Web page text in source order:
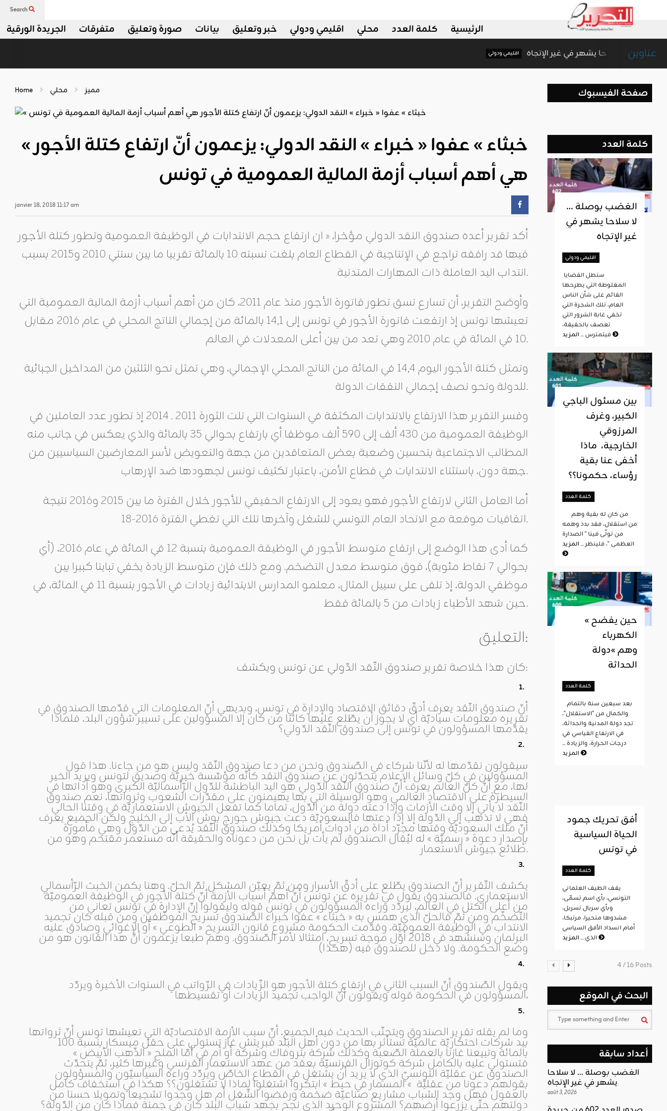
Search
الجريدة الورقية متفرقات صورة وتعليق بيانات خبر وتعليق اقليمي ودولي محلي كلمة العدد الرئيسية
عناوين
الغضب بوصلة … لا سلاحا يشهر في غير الإتجاه
Home مميز محلي
« خبثاء » عفوا « خبراء » النقد الدولي: يزعمون أنّ ارتفاع كتلة الأجور
هي أهم أسباب أزمة المالية العمومية في تونس
janvier 18, 2018 11:17 am
أكد تقرير أعده صندوق النقد الدولي مؤخرا، « ان ارتفاع حجم الانتدابات في الوظيفة العمومية وتطور كتلة الأجور
فيها قد رافقه تراجع في الإنتاجية في القطاع العام بلغت نسبته 10 بالمائة تقريبا ما بين سنتي 2010 و2015 بسبب
انتداب اليد العاملة ذات المهارات المتدنية.
وأوضح التقرير، أن تسارع نسق تطور فاتورة الأجور منذ عام 2011، كان من أهم أسباب أزمة المالية العمومية التي
تعيشها تونس إذ ارتفعت فاتورة الأجور في تونس إلى 14,1 بالمائة من إجمالي الناتج المحلي في عام 2016 مقابل
10 في المائة في عام 2010 وهي تعد من بين أعلى المعدلات في العالم.
وتمثل كتلة الأجور اليوم 14,4 في المائة من الناتج المحلي الإجمالي، وهي تمثل نحو الثلثين من المداخيل الجبائية
للدولة ونحو نصف إجمالي النفقات الدولة.
وفسر التقرير هذا الارتفاع بالانتدابات المكثفة في السنوات التي تلت الثورة 2011 ـ 2014 إذ تطور عدد العاملين في
الوظيفة العمومية من 430 ألف إلى 590 ألف موظفا أي بارتفاع بحوالي 35 بالمائة والذي يعكس في جانب منه
المطالب الاجتماعية بتحسين وضعية بعض المتعاقدين من جهة والتعويض لأسر المعارضين السياسيين من
جهة دون، باستثناء الانتدابات في قطاع الأمن، باعتبار تكثيف تونس لجهودها ضد الإرهاب.
أما العامل الثاني لارتفاع الأجور فهو يعود إلى الارتفاع الحقيقي للأجور خلال الفترة ما بين 2015 و2016 نتيجة
اتفاقيات موقعة مع الاتحاد العام التونسي للشغل وآخرها تلك التي تغطي الفترة 2016-18.
كما أدى هذا الوضع إلى ارتفاع متوسط الأجور في الوظيفة العمومية بنسبة 12 في المائة في عام 2016، (أي
بحوالي 7 نقاط مئوية)، فوق متوسط معدل التضخم. ومع ذلك فإن متوسط الزيادة يخفي تباينا كبيرا بين
موظفي الدولة، إذ تلقى على سبيل المثال، معلمو المدارس الابتدائية زيادات في الأجور بنسبة 11 في المائة، في
حين شهد الأطباء زيادات من 5 بالمائة فقط.
التعليق:
كان هذا خلاصة تقرير صندوق النّقد الدّولي عن تونس ويكشف:
أنّ صندوق النّقد يعرف أدقّ دقائق الاقتصاد والإدارة في تونس، وبديهي أنّ المعلومات التي قدّمها الصندوق في
تقريره معلومات سياديّة أي لا يجوز أن يطّلع عليها كائنا من كان إلا المسؤولين على تسيير شؤون البلد، فلماذا
يقدّمها المسؤولون في تونس إلى صندوق النّقد الدّولي؟
سيقولون نقدّمها له لأنّنا شركاء في الصّندوق ونحن من دعا صندوق النّقد وليس هو من جاءنا. هذا قول
المسؤولين في كلّ وسائل الإعلام يتحدّثون عن صندوق النقد كأنّه مؤسّسة خيريّة وصديق لتونس ويريد الخير
لها، مع أنّ كلّ العالم يعرف أنّ صندوق النّقد الدّولي هو اليد الباطشة للدّول الرّأسماليّة الكبرى وهو أداتها في
السيطرة على الاقتصاد العالمي وهو الوسيلة التي بها يهيمنون على مقدّرات الشعوب وثرواتها، نعم صندوق
النّقد لا يأتي إلا وقت الأزمات وإذا دعته دولة من الدّول، تماما كما تفعل الجيوش الاستعماريّة في وقتنا الحالي
فهي لا تذهب إلى الدّولة إلا إذا دعتها فالسعوديّة دعت جيوش جورج بوش الأب إلى الخليج ولكن الجميع يعرف
أنّ ملك السعوديّة وقتها مجرّد أداة من أدوات أمريكا وكذلك صندوق النّقد يُدعى من الدّول وهي مأمورة
بإصدار دعوة « رسميّة » له ليُقال الصندوق لم يأت بل نحن من دعوناه والحقيقة أنّه مستعمر مقتحم وهو من
طلائع جيوش الاستعمار.
يكشف التّقرير أنّ الصندوق يطّلع على أدقّ الأسرار ومن ثمّ يعيّن المشكل ثمّ الحلّ. وهنا يكمن الخبث الرّأسمالي
الاستعماري. فالصندوق يقول في تقريره عن تونس أنّ أهمّ أسباب الأزمة أنّ كتلة الأجور في الوظيفة العموميّة
من أعلى الكتل في العالم، ليردّد وراءه المسؤولون في تونس قوله وليقولوا إنّ الإدارة في تونس تعاني من
التّضخّم ومن ثمّ فالحلّ الذي همس به « خبثاء » عفوا خبراء الصّندوق تسريح الموظّفين ومن قبله كان تجميد
الانتداب في الوظيفة العموميّة، وقدّمت الحكومة مشروع قانون التسريح « الطوعي » أو الإغوائي وصادق عليه
البرلمان وسنشهد في 2018 أوّل موجة تسريح، امتثالا لأمر الصّندوق. وهم طبعا يزعمون أنّ هذا القانون هو من
وضع الحكومة. ولا دخل للصندوق فيه (هكذا)
ويقول الصّندوق أنّ السبب الثاني في ارتفاع كتلة الأجور هو الزّيادات في الرّواتب في السنوات الأخيرة ويردّد
المسؤولون في الحكومة قوله ويقولون أنّ الواجب تجميد الزيادات أو تقسيطها،
وما لم يقله تقرير الصندوق ويتجنّب الحديث فيه الجميع، أنّ سبب الأزمة الاقتصاديّة التي تعيشها تونس أنّ ثرواتها
بيد شركات احتكاريّة عالميّة تستأثر بها من دون أهل البلد فبريتش غاز تستولي على حقل ميسكار بنسبة 100
بالمائة وتبيعنا غازنا بالعملة الصّعبة وكذلك شركة بتروفاك وشركة أو أم في أمّا الملح « الذّهب الأبيض »
فتستولي عليه بالكامل شركة كوتوزال الفرنسيّة بعقد من عهد الاستعمار الفرنسي وغيرها كثير، ثمّ يتحدّث
الصندوق عن عقليّة التونسيّ الذي لا يريد أن يشتغل في القطاع الخاصّ ويردّد وراءه السياسيّون والمسؤولون
بقولهم دعونا من عقليّة » المسمار في حيط » ابتكروا اشتغلوا لماذا لا تشتغلون؟؟ هكذا في استخفاف كامل
بالعقول فهل وجد الشباب مشاريع صناعيّة ضخمة ورفضوا الشّغل أم هل وجدوا تشجيعا وتمويلا حسنا من
دولتهم حتّى يزرعوا أرضهم؟ المشروع الوحيد الذي نجح بجهد شباب البلد كان في جمنة فماذا كان من الدّولة؟
صفحة الفيسبوك
كلمة العدد
الغضب بوصلة …
لا سلاحا يشهر في
غير الإتجاه
اقليمي ودولي
المغلوطة التي يطرحها
القائم على شأن الناس
العام، تلك الشجرة التي
تخفي غابة الشرور التي
تعصف بالحقيقة،
فيتمترس ...المزيد
بين مسئول الباجي
الكبير، وغرف
المرزوقي
الخارجية، ماذا
أخفى عنا بقية
رؤساء، حكمونا؟؟
كلمة العدد
من استقلال، فقد بدد وهمه
من تولّى فينا " الصدارة
العظمى "، فلينظر ...المزيد
« حين يفضح
الكهرباء
وهم »دولة
الحداثة
كلمة العدد
والكمال من "الاستقلال"،
تجد دولة المدنية والحداثة،
في الارتفاع القياسي في
درجات الحرارة، والزيادة ...
المزيد
أفق تحريك جمود
الحياة السياسية
في تونس
كلمة العدد
يقف الطيف العلماني
التونسي، بأي اسم تسمّى،
وبأي سربال تسربل،
مشدوها متحيرا، مرتبكا،
أمام انسداد الأفق السياسي
الذي ...المزيد
4 / 16 Posts
البحث في الموقع
أعداد سابقة
الغضب بوصلة … لا سلاحا
يشهر في غير الإتجاه
août 3, 2026